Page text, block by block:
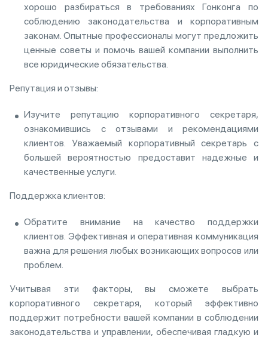
хорошо разбираться в требованиях Гонконга по
соблюдению законодательства и корпоративным
законам. Опытные профессионалы могут предложить
ценные советы и помочь вашей компании выполнить
все юридические обязательства.
Репутация и отзывы:
Изучите репутацию корпоративного секретаря,
ознакомившись с отзывами и рекомендациями
клиентов. Уважаемый корпоративный секретарь с
большей вероятностью предоставит надежные и
качественные услуги.
Поддержка клиентов:
Обратите внимание на качество поддержки
клиентов. Эффективная и оперативная коммуникация
важна для решения любых возникающих вопросов или
проблем.
Учитывая эти факторы, вы сможете выбрать
корпоративного секретаря, который эффективно
поддержит потребности вашей компании в соблюдении
законодательства и управлении, обеспечивая гладкую и